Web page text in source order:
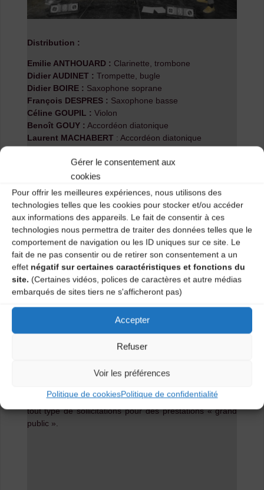
Gérer le consentement aux
cookies
Pour offrir les meilleures expériences, nous utilisons des
technologies telles que les cookies pour stocker et/ou accéder
aux informations des appareils. Le fait de consentir à ces
technologies nous permettra de traiter des données telles que le
comportement de navigation ou les ID uniques sur ce site. Le
fait de ne pas consentir ou de retirer son consentement a un
effet négatif sur certaines caractéristiques et fonctions du
site. (Certaines vidéos, polices de caractères et autre médias
embarqués de sites tiers ne s'afficheront pas)
Accepter
Refuser
Voir les préférences
Politique de cookiesPolitique de confidentialité
Distribution :
Emilie ANTHOUARD : Clarinette, trombone
Didier AUDINET : Trompette, bugle
Didier BOIRE : Saxophone soprane
François DESPRES : Saxophone basse
Céline GOUPIL : Violon
Benoît GOUY : Accordéon diatonique
Laurent MACHABERT: Accordéon diatonique
Wilton MAUREL : Violon
MAUREL
La Neira est unefanfare inéditecroisant instruments à
vents et à cordes, instruments d’harmonie et
instruments traditionnels, pour interpréterchansons
et airs de violon recueillis en Haute-Loireafin d’en
faire ressortir l’aspect brut et le caractère répétitif, tout
en laissant l’espace à l’improvisation et à l’exploration
de la matière sonore.
des musiques traditionnelles en Haute-Loire : des
Les musiciens nous proposent une formule aussi bien
« vitrine » de la musique de Haute-Loire et adaptable à
tout type de sollicitations pour des prestations « grand
public ».